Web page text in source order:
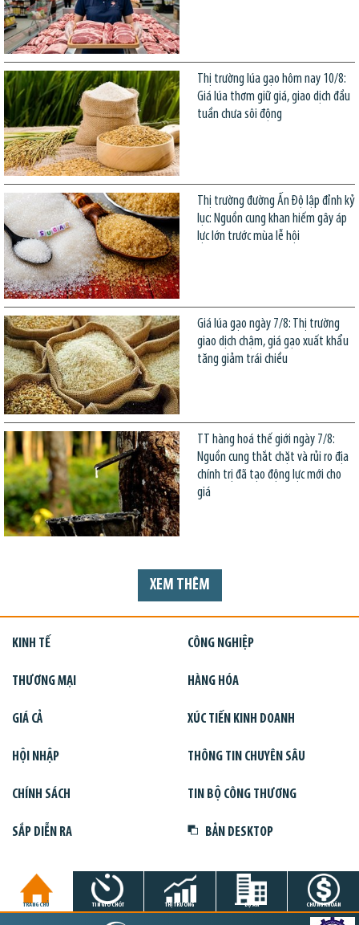
Thị trường lúa gạo hôm nay 10/8:
Giá lúa thơm giữ giá, giao dịch đầu
tuần chưa sôi động
Thị trường đường Ấn Độ lập đỉnh kỷ
lục: Nguồn cung khan hiếm gây áp
lực lớn trước mùa lễ hội
Giá lúa gạo ngày 7/8: Thị trường
giao dịch chậm, giá gạo xuất khẩu
tăng giảm trái chiều
TT hàng hoá thế giới ngày 7/8:
Nguồn cung thắt chặt và rủi ro địa
chính trị đã tạo động lực mới cho
giá
XEM THÊM
KINH TẾ CÔNG NGHIỆP
THƯƠNG MẠI HÀNG HÓA
GIÁ CẢ XÚC TIẾN KINH DOANH
HỘI NHẬP THÔNG TIN CHUYÊN SÂU
CHÍNH SÁCH TIN BỘ CÔNG THƯƠNG
SẮP DIỄN RA BẢN DESKTOP
TRANG CHỦ TIN GIỜ CHÓT THỊ TRƯỜNG DỰ ÁN CHỨNG KHOÁN